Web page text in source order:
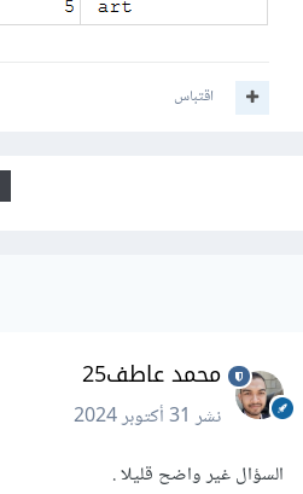
اقتباس
محمد عاطف25
نشر31 أكتوبر 2024
السؤال غير واضح قليلا .